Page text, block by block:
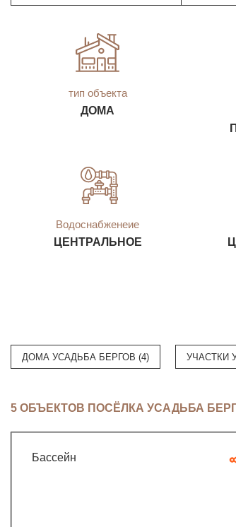
тип объекта
ДОМА
Водоснабженеие
ЦЕНТРАЛЬНОЕ
ДОМА УСАДЬБА БЕРГОВ (4) УЧАСТКИ
5 ОБЪЕКТОВ ПОСЁЛКА УСАДЬБА
бассейн